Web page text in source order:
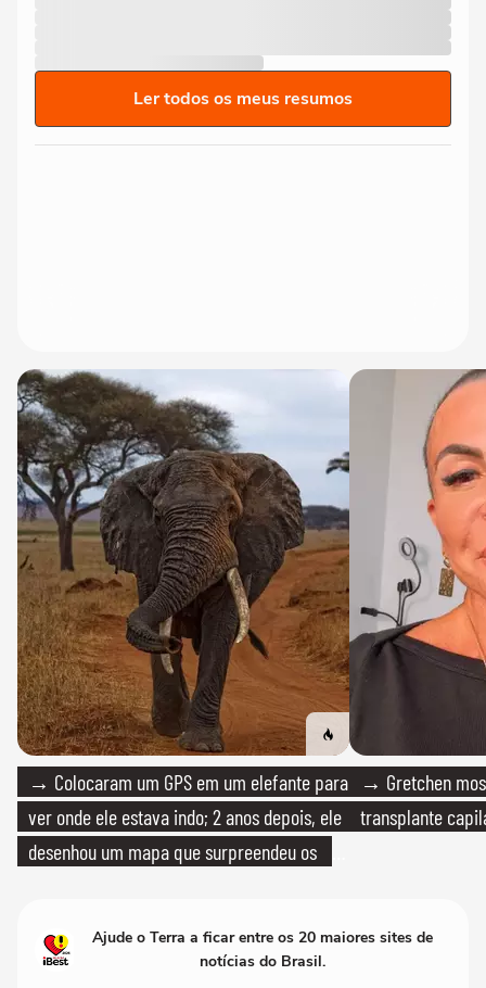
Ler todos os meus resumos
→ Colocaram um GPS em um elefante para
ver onde ele estava indo; 2 anos depois, ele
desenhou um mapa que surpreendeu os
→ Gretchen
transplante
Ajude o Terra a ficar entre os 20 maiores sites de
notícias do Brasil.